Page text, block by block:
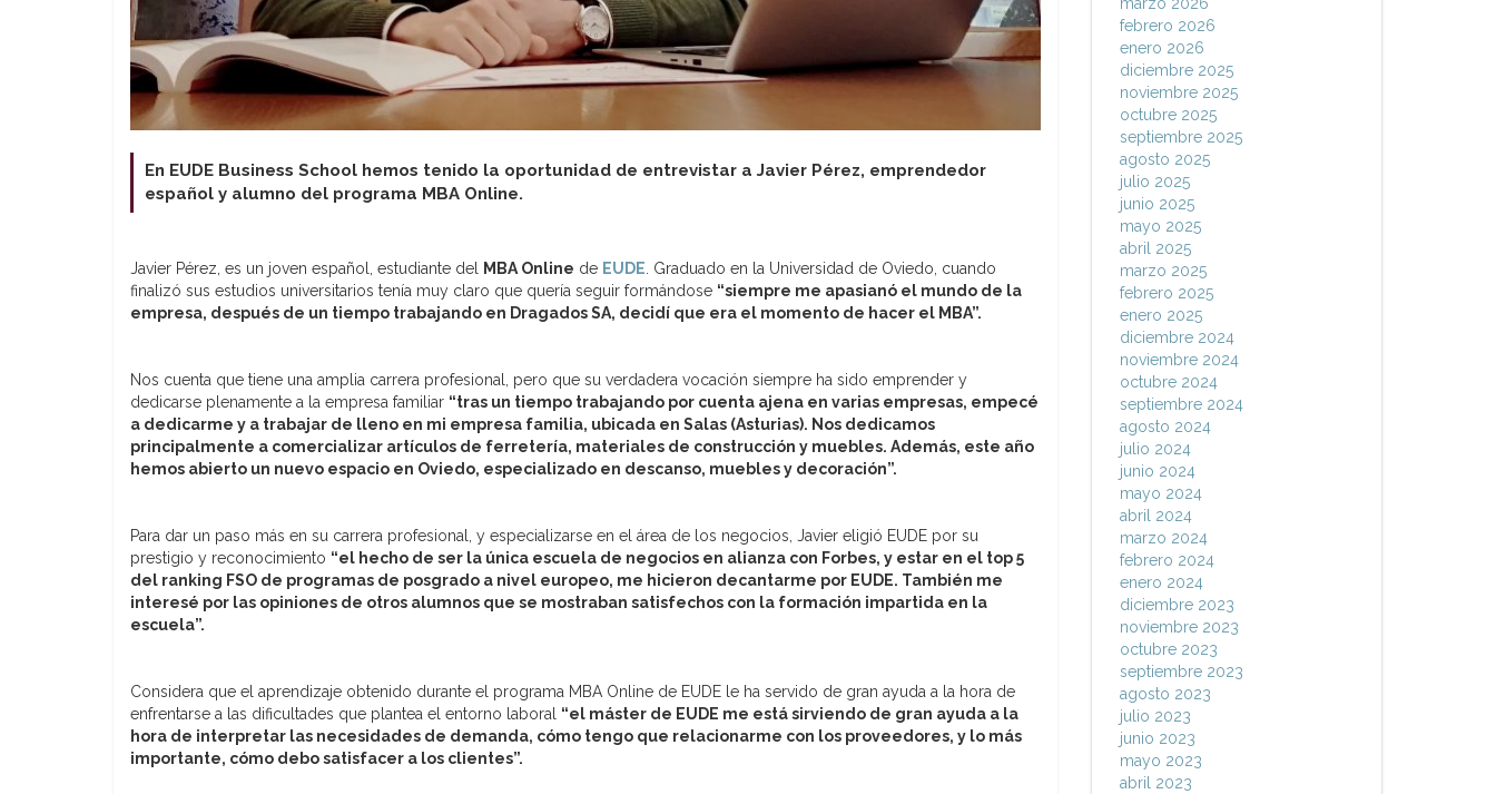
En EUDE Business School hemos tenido la oportunidad de entrevistar a Javier Pérez, emprendedor
español y alumno del programa MBA Online.
Javier Pérez, es un joven español, estudiante del MBA Online de EUDE . Graduado en la Universidad de Oviedo, cuando
finalizó sus estudios universitarios tenía muy claro que quería seguir formándose “siempre me apasianó el mundo de la
empresa, después de un tiempo trabajando en Dragados SA, decidí que era el momento de hacer el MBA”.
Nos cuenta que tiene una amplia carrera profesional, pero que su verdadera vocación siempre ha sido emprender y
dedicarse plenamente a la empresa familiar “tras un tiempo trabajando por cuenta ajena en varias empresas, empecé
a dedicarme y a trabajar de lleno en mi empresa familia, ubicada en Salas (Asturias). Nos dedicamos
principalmente a comercializar artículos de ferretería, materiales de construcción y muebles. Además, este año
hemos abierto un nuevo espacio en Oviedo, especializado en descanso, muebles y decoración”.
Para dar un paso más en su carrera profesional, y especializarse en el área de los negocios, Javier eligió EUDE por su
prestigio y reconocimiento “el hecho de ser la única escuela de negocios en alianza con Forbes, y estar en el top 5
del ranking FSO de programas de posgrado a nivel europeo, me hicieron decantarme por EUDE. También me
interesé por las opiniones de otros alumnos que se mostraban satisfechos con la formación impartida en la
escuela”.
Considera que el aprendizaje obtenido durante el programa MBA Online de EUDE le ha servido de gran ayuda a la hora de
enfrentarse a las dificultades que plantea el entorno laboral “el máster de EUDE me está sirviendo de gran ayuda a la
hora de interpretar las necesidades de demanda, cómo tengo que relacionarme con los proveedores, y lo más
importante, cómo debo satisfacer a los clientes”.
febrero 2026
enero 2026
diciembre 2025
noviembre 2025
octubre 2025
septiembre 2025
agosto 2025
julio 2025
junio 2025
mayo 2025
abril 2025
marzo 2025
febrero 2025
enero 2025
diciembre 2024
noviembre 2024
octubre 2024
septiembre 2024
agosto 2024
julio 2024
junio 2024
mayo 2024
abril 2024
marzo 2024
febrero 2024
enero 2024
diciembre 2023
noviembre 2023
octubre 2023
septiembre 2023
agosto 2023
julio 2023
junio 2023
mayo 2023
abril 2023